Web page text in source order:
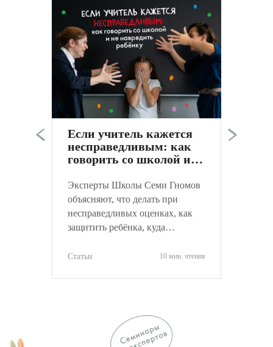
Если учитель кажется
несправедливым: как
говорить со школой и
Эксперты Школы Семи Гномов
объясняют, что делать при
несправедливых оценках, как
защитить ребёнка, куда
оценить ситуацию.
Статьи 10 мин. чтения